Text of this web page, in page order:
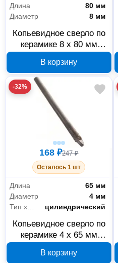
Длина
80 мм
Диаметр
8 мм
Копьевидное сверло по
керамике 8 x 80 мм
815010065
В корзину
-32%
168 ₽247 ₽
Осталось 1 шт
Длина
65 мм
Диаметр
4 мм
цилиндрический
Копьевидное сверло по
керамике 4 x 65 мм
815010061
В корзину